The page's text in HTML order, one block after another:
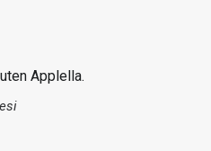
Applella.